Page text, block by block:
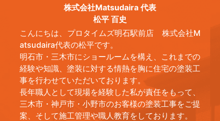
株式会社Matsudaira 代表
松平 百史
こんにちは、プロタイムズ明石駅前店 株式会社M
atsudaira代表の松平です。
明石市・三木市にショールームを構え、これまでの
経験や知識、塗装に対する情熱を胸に住宅の塗装工
事を行わせていただいております。
長年職人として現場を経験した私が責任をもって、
三木市・神戸市・小野市のお客様の塗装工事をご提
案、そして施工管理や職人教育をしております。